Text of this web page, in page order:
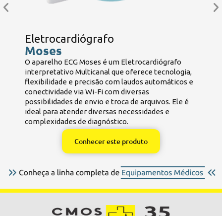
Eletrocardiógrafo
Moses
O aparelho ECG Moses é um Eletrocardiógrafo
interpretativo Multicanal que oferece tecnologia,
flexibilidade e precisão com laudos automáticos e
conectividade via Wi-Fi com diversas
possibilidades de envio e troca de arquivos. Ele é
ideal para atender diversas necessidades e
complexidades de diagnóstico.
Conhecer este produto